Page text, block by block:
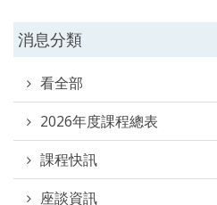
消息分類
看全部
2026年度課程總表
課程快訊
座談資訊